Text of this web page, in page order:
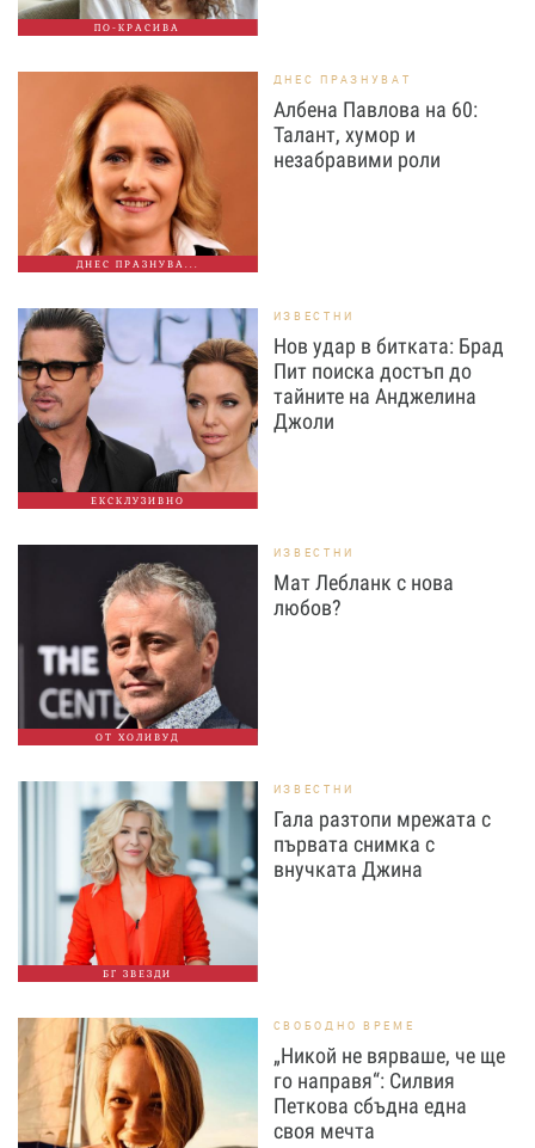
ПО-КРАСИВА
ДНЕС ПРАЗНУВА...
ДНЕС ПРАЗНУВАТ
Албена Павлова на 60:
Талант, хумор и
незабравими роли
ЕКСКЛУЗИВНО
ИЗВЕСТНИ
Нов удар в битката: Брад
Пит поиска достъп до
тайните на Анджелина
Джоли
ОТ ХОЛИВУД
ИЗВЕСТНИ
Мат Лебланк с нова
любов?
БГ ЗВЕЗДИ
ИЗВЕСТНИ
Гала разтопи мрежата с
първата снимка с
внучката Джина
СВОБОДНО ВРЕМЕ
„Никой не вярваше, че ще
го направя“: Силвия
Петкова сбъдна една
своя мечта